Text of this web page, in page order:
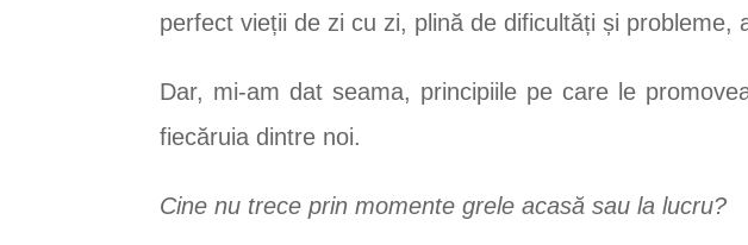
perfect vieții de zi cu zi, plină de dificultăți și probleme,
Dar, mi-am dat seama, principiile pe care le
fiecăruia dintre noi.
Cine nu trece prin momente grele acasă sau la lucru?